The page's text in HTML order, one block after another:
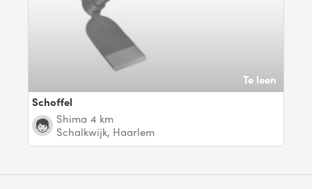
Te leen
Schoffel
Shima 4 km
Schalkwijk, Haarlem